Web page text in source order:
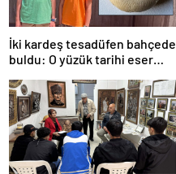
İki kardeş tesadüfen bahçede
buldu: O yüzük tarihi eser